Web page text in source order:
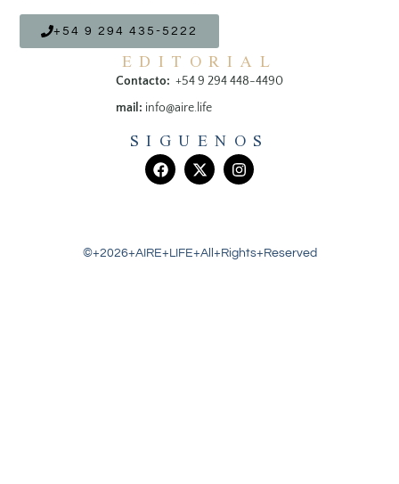
+54 9 294 435-5222
EDITORIAL
Contacto: +54 9 294 448-4490
mail: info@aire.life
SIGUENOS
©+2026+AIRE+LIFE+All+Rights+Reserved